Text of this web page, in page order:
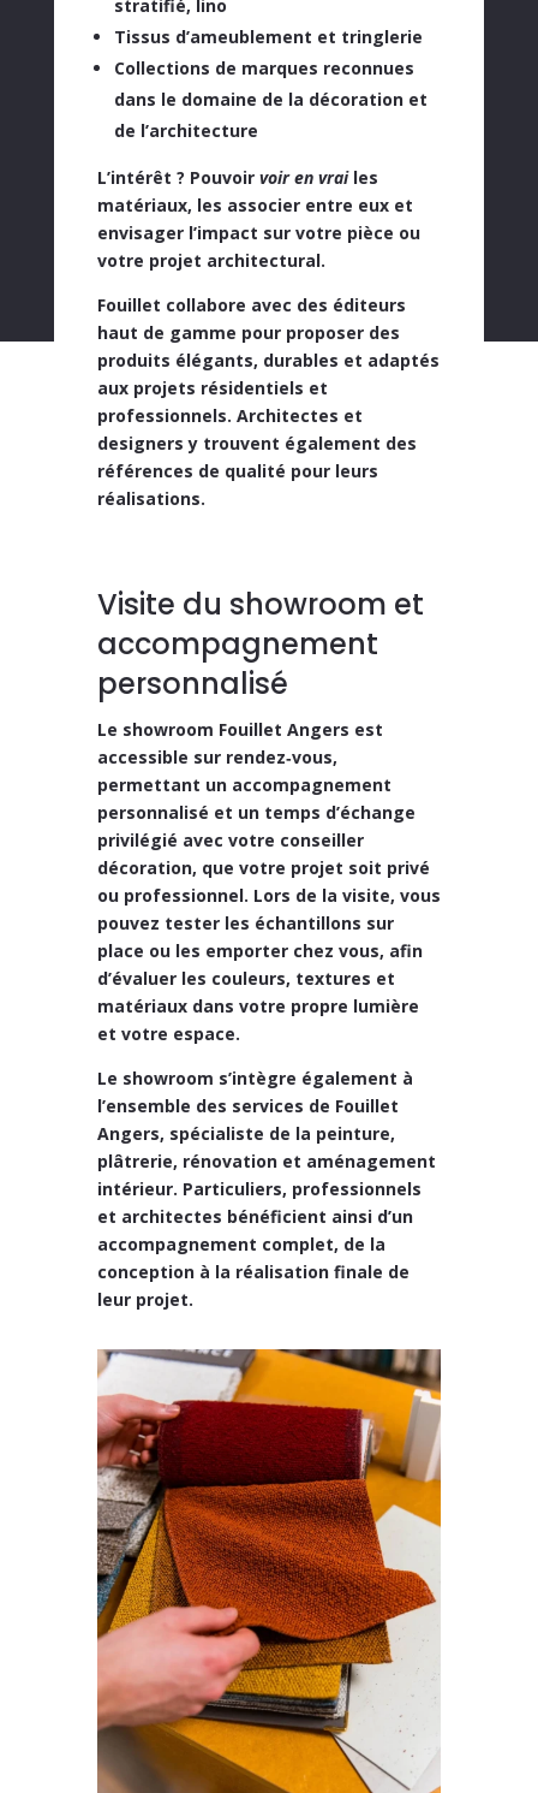
stratifié, lino
Tissus d’ameublement et tringlerie
Collections de marques reconnues
dans le domaine de la décoration et
de l’architecture
L’intérêt ? Pouvoir voir en vrailes
matériaux, les associer entre eux et
envisager l’impact sur votre pièce ou
votre projet architectural.
Fouillet collabore avec des éditeurs
haut de gamme pour proposer des
produits élégants, durables et adaptés
aux projets résidentiels et
professionnels. Architectes et
designers y trouvent également des
références de qualité pour leurs
réalisations.
Visite du showroom et
accompagnement
personnalisé
Le showroom Fouillet Angers est
accessible sur rendez‑vous,
permettant un accompagnement
personnalisé et un temps d’échange
privilégié avec votre conseiller
décoration, que votre projet soit privé
ou professionnel. Lors de la visite, vous
pouvez tester les échantillons sur
place ou les emporter chez vous, afin
d’évaluer les couleurs, textures et
matériaux dans votre propre lumière
et votre espace.
Le showroom s’intègre également à
l’ensemble des services de Fouillet
Angers, spécialiste de la peinture,
plâtrerie, rénovation et aménagement
intérieur. Particuliers, professionnels
et architectes bénéficient ainsi d’un
accompagnement complet, de la
conception à la réalisation finale de
leur projet.